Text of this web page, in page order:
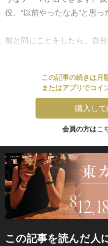
役、“以前やったなあ”と思っ
前と同じことをしたら、自分
この記事の続きは月
またはアプリでコイ
購入し
会員の方はこ
この記事を読んだ人